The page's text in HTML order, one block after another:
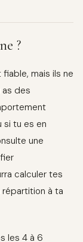
?
mais ils ne
as des
si tu es en
une
calculer tes
à ta
les 4 à 6